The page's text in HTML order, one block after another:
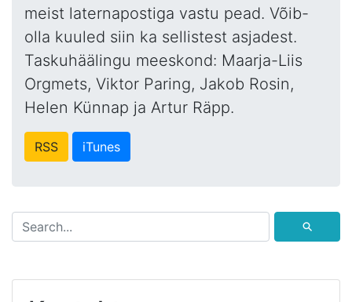
meist laternapostiga vastu pead. Võib-
olla kuuled siin ka sellistest asjadest.
Taskuhäälingu meeskond: Maarja-Liis
Orgmets, Viktor Paring, Jakob Rosin,
Helen Künnap ja Artur Räpp.
RSS iTunes
⚲